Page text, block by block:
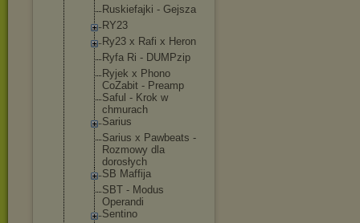
Ruskiefajki - Gejsza
RY23
Ry23 x Rafi x Heron
Ryfa Ri - DUMPzip
Ryjek x Phono
CoZabit - Preamp
Saful - Krok w
chmurach
Sarius
Sarius x Pawbeats -
Rozmowy dla
dorosłych
SB Maffija
SBT - Modus
Operandi
Sentino